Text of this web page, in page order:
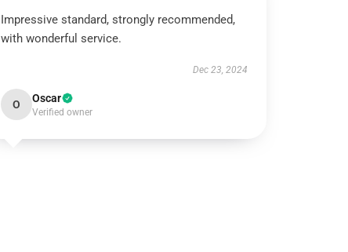
Impressive standard, strongly recommended,
with wonderful service.
Dec 23, 2024
O Oscar
Verified owner